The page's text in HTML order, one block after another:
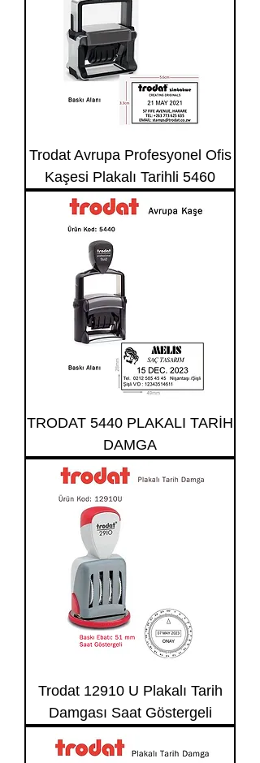
Trodat Avrupa Profesyonel Ofis
Kaşesi Plakalı Tarihli 5460
TRODAT 5440 PLAKALI TARİH
DAMGA
Trodat 12910 U Plakalı Tarih
Damgası Saat Göstergeli